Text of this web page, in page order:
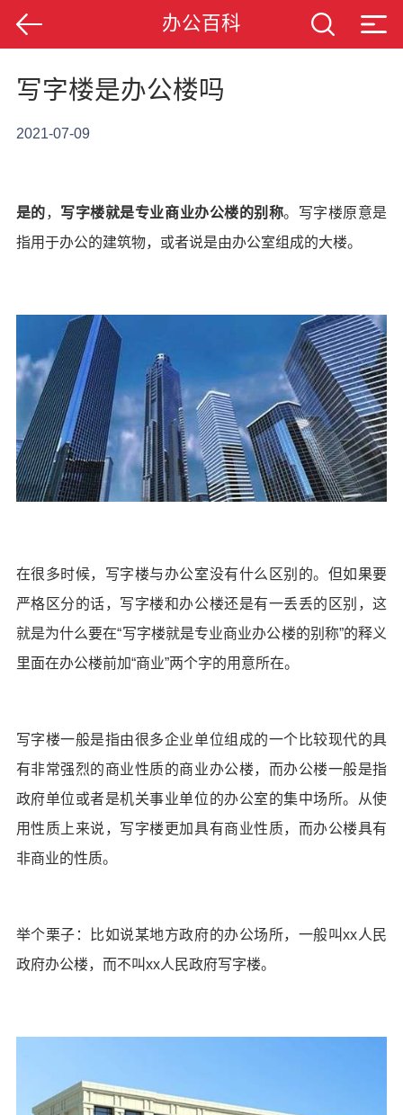
办公百科
写字楼是办公楼吗
2021-07-09
是的， 写字楼就是专业商业办公楼的别称。写字楼原意是
指用于办公的建筑物，或者说是由办公室组成的大楼。
在很多时候，写字楼与办公室没有什么区别的。但如果要
严格区分的话，写字楼和办公楼还是有一丢丢的区别，这
就是为什么要在“写字楼就是专业商业办公楼的别称”的释义
里面在办公楼前加“商业”两个字的用意所在。
写字楼一般是指由很多企业单位组成的一个比较现代的具
有非常强烈的商业性质的商业办公楼，而办公楼一般是指
政府单位或者是机关事业单位的办公室的集中场所。从使
用性质上来说，写字楼更加具有商业性质，而办公楼具有
非商业的性质。
举个栗子：比如说某地方政府的办公场所，一般叫xx人民
政府办公楼，而不叫xx人民政府写字楼。